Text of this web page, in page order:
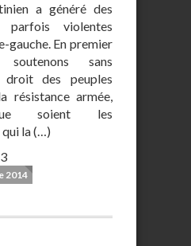
a généré des
parfois violentes
gauche. En premier
sans
des peuples
résistance armée,
soient les
la (…)
2014